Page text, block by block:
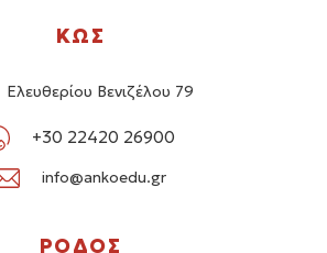
ΚΩΣ
Ελευθερίου Βενιζέλου 79
+30 22420 26900
info@ankoedu.gr
ΡΟΔΟΣ